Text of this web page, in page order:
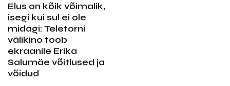
Elus on kõik võimalik,
isegi kui sul ei ole
midagi: Teletorni
välikino toob
ekraanile Erika
Salumäe võitlused ja
võidud